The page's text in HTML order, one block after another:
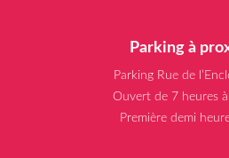
Parking à
Parking Rue de
Ouvert de 7 heures
Première demi